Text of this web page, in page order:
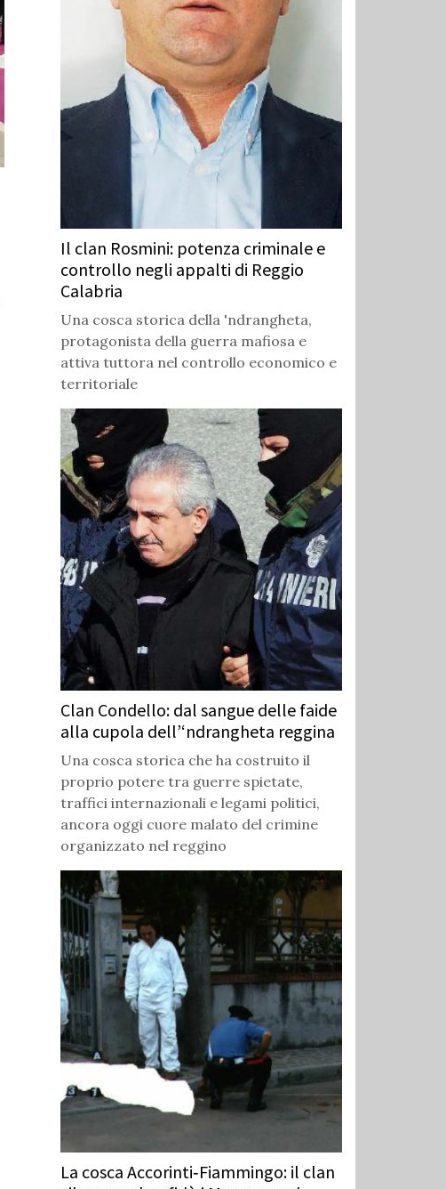
Il clan Rosmini: potenza criminale e
controllo negli appalti di Reggio
Calabria
Una cosca storica della 'ndrangheta,
protagonista della guerra mafiosa e
attiva tuttora nel controllo economico e
territoriale
Clan Condello: dal sangue delle faide
alla cupola dell’‘ndrangheta reggina
Una cosca storica che ha costruito il
proprio potere tra guerre spietate,
traffici internazionali e legami politici,
ancora oggi cuore malato del crimine
organizzato nel reggino
La cosca Accorinti‑Fiammingo: il clan